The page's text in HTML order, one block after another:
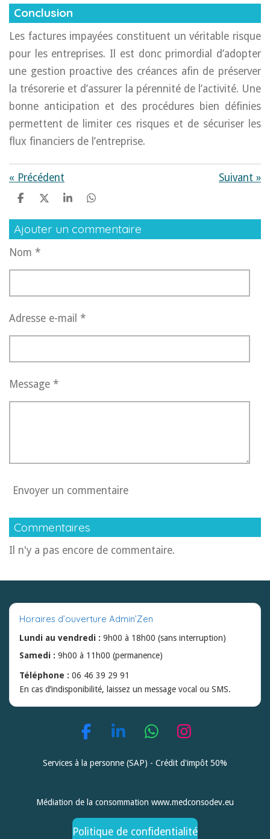
Conclusion
Les factures impayées constituent un véritable risque
pour les entreprises. Il est donc primordial d’adopter
une gestion proactive des créances afin de préserver
la trésorerie et d’assurer la pérennité de l’activité. Une
bonne anticipation et des procédures bien définies
permettent de limiter ces risques et de sécuriser les
flux financiers de l’entreprise.
« Précédent Suivant »
P
r
t
g
e
P
r
t
e
P
r
t
e
P
r
t
e
Ajouter un commentaire
Nom *
Adresse e-mail *
Message *
Envoyer un commentaire
Commentaires
Il n'y a pas encore de commentaire.
Horaires d’ouverture Admin’Zen
Lundi au vendredi : 9h00 à 18h00 (sans interruption)
Samedi : 9h00 à 11h00 (permanence)
Téléphone : 06 46 39 29 91
En cas d’indisponibilité, laissez un message vocal ou SMS.
F
c
b
o
o
L
n
e
d
I
W
a
s
A
p
I
s
a
g
r
Services à la personne (SAP) - Crédit d'impôt 50%
Médiation de la consommation www.medconsodev.eu
Politique de confidentialité